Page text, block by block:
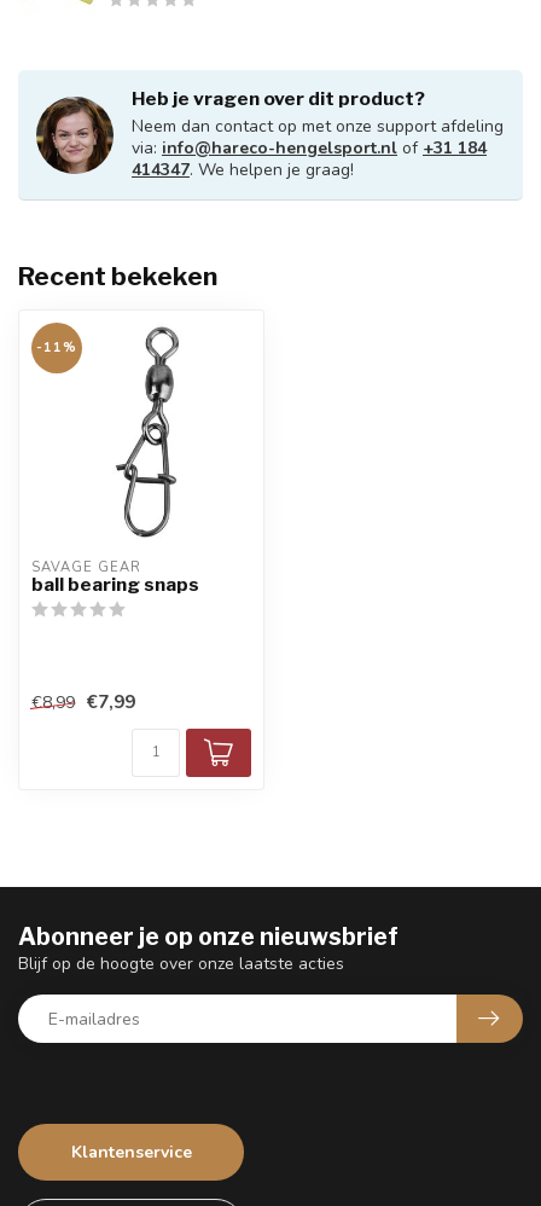
Heb je vragen over dit product?
Neem dan contact op met onze support afdeling
via: info@hareco-hengelsport.nl of +31 184
414347. We helpen je graag!
Recent bekeken
-11%
SAVAGE GEAR
ball bearing snaps
€8,99 €7,99
Klantenservice
Abonneer je op onze nieuwsbrief
Blijf op de hoogte over onze laatste acties